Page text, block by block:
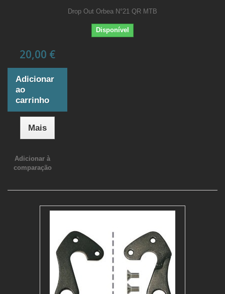
Drop Out Orbea N°21 QR MTB
Disponível
20,00 €
Adicionar
ao
carrinho
Mais
Adicionar à
comparação